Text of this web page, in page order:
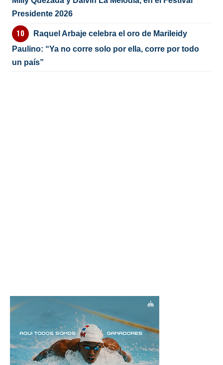
Presidente 2026
Raquel Arbaje celebra el oro de Marileidy
Paulino: “Ya no corre solo por ella, corre por todo
un país”